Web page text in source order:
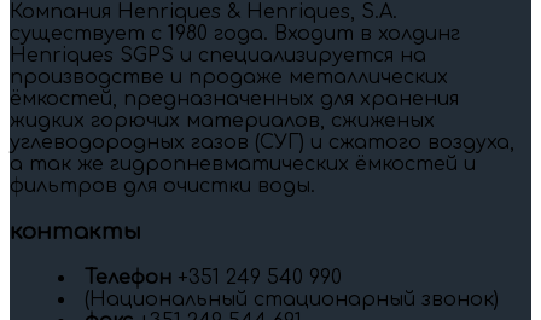
Компания Henriques & Henriques, S.A.
существует c 1980 года. Входит в холдинг
Henriques SGPS и специализируется на
производстве и продаже металлических
ёмкостей, предназначенных для хранения
жидких горючих материалов, сжиженых
углеводородных газов (СУГ) и сжатого воздуха,
а так же гидропневматических ёмкостей и
фильтров для очистки воды.
контакты
Телефон +351 249 540 990
(Национальный стационарный звонок)